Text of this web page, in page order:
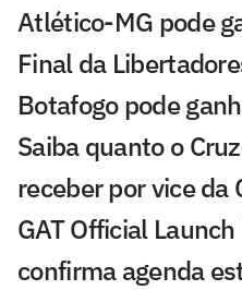
Atlético-MG pode
Final da
Botafogo pode
Saiba quanto o
receber por vice da
GAT Official
confirma agenda